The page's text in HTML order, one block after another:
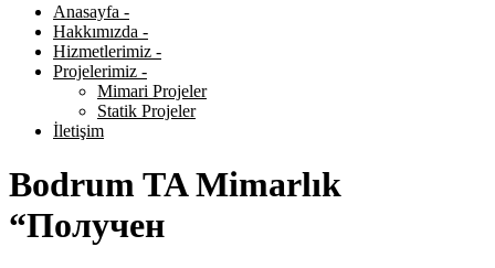
Anasayfa -
Hakkımızda -
Hizmetlerimiz -
Projelerimiz -
Mimari Projeler
Statik Projeler
İletişim
Bodrum TA Mimarlık
“Получен